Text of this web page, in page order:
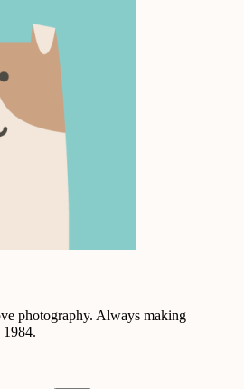
photography. Always making
1984.